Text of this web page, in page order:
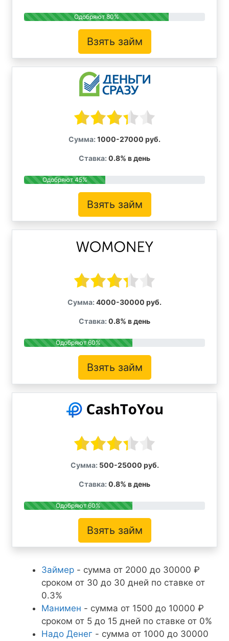
Одобряют 80%
Взять займ
Сумма: 1000-27000 руб.
Ставка: 0.8% в день
Одобряют 45%
Взять займ
Сумма: 4000-30000 руб.
Ставка: 0.8% в день
Одобряют 60%
Взять займ
Сумма: 500-25000 руб.
Ставка: 0.8% в день
Одобряют 60%
Взять займ
Займер - сумма от 2000 до 30000 ₽
сроком от 30 до 30 дней по ставке от
0.3%
Манимен - сумма от 1500 до 10000 ₽
сроком от 5 до 15 дней по ставке от 0%
Надо Денег - сумма от 1000 до 30000